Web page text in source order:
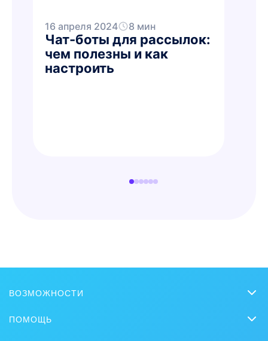
16 апреля 2024 8 мин
Чат-боты для рассылок:
чем полезны и как
настроить
ВОЗМОЖНОСТИ
Онлайн-офис
ПОМОЩЬ